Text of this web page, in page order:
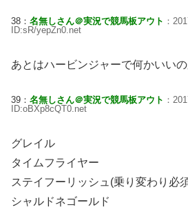
38： 名無しさん＠実況で競馬板アウト ：
ID:sR/yepZn0.net
あとはハービンジャーで何かいい
39： 名無しさん＠実況で競馬板アウト ：
ID:oBXp8cQT0.net
グレイル
タイムフライヤー
ステイフーリッシュ(乗り変わり必
シャルドネゴールド